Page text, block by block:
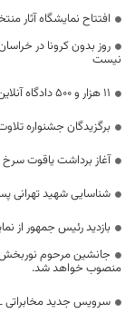
افتتاح نمایشگاه
روز بدون کرونا در
نیست
۱۱ هزار و ۵۰۰ دادگاه آنلاین در خراسان جنوبی برگزار شد
برگزیدگان جشنواره
آغاز برداشت یاقوت
شناسایی شهید تهرانی پس از 33 سال در
بازدید رئیس جمهور از
جانشین مرحوم نوربخش
منصوب خواهد شد.
سرویس جدید مخابراتی VDSL به مشتریان در خراسان جنوبی ارایه می‌شود